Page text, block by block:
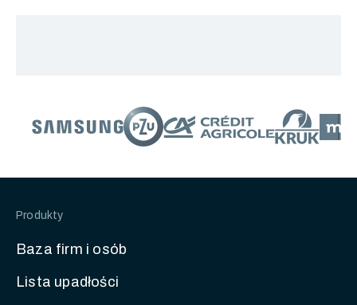
Produkty
Baza firm i osób
Lista upadłości